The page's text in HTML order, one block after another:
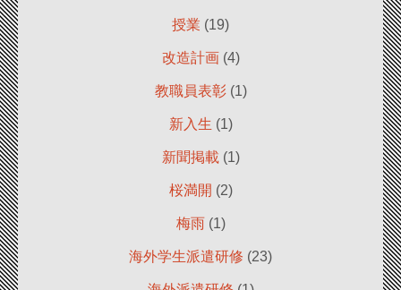
授業 (19)
改造計画(4)
教職員表彰(1)
新入生 (1)
新聞掲載 (1)
桜満開 (2)
梅雨(1)
海外学生派遣研修 (23)